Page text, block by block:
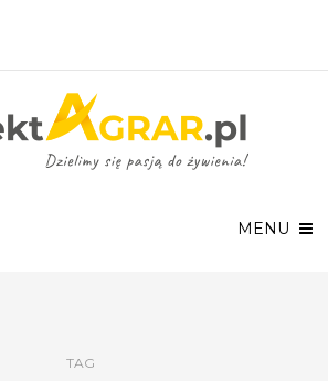
MENU
TAG
Zostaw swój e-mail, a raz w tygodniu
Ci nasze najlepsze artykuły!